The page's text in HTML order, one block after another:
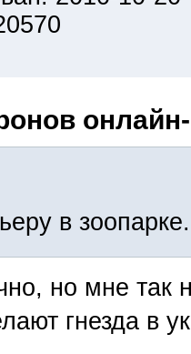
в зоопарке.
но мне так
гнезда в